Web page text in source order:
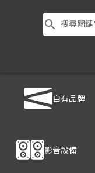
search 搜尋關
自有品牌
影音設備
產品